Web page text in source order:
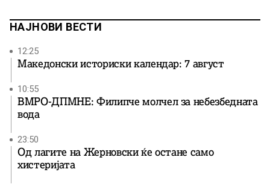
НАЈНОВИ ВЕСТИ
12:25
Македонски историски календар: 7 август
10:55
ВМРО-ДПМНЕ: Филипче молчел за небезбедната
вода
23:50
Од лагите на Жерновски ќе остане само
хистеријата